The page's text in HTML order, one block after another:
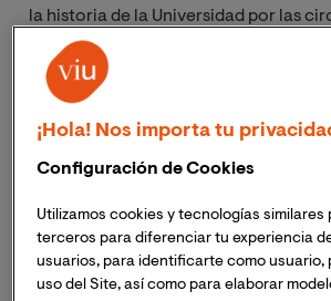
la historia de la Universidad por las
que han tenido que hacer frente los
estudiantes de VIU que se
La ceremonia comenzó con una
siguió la bienvenida de
evento, que destacó el esfuerzo,
de todos quienes se graduaban. En el
todas las medidas de seguridad que
COVID, se encontrabanEva María
¡Hola! Nos importa tu
Configuración de Cookies
Utilizamos cookies y tecnologías similares
terceros para diferenciar tu experiencia
usuarios, para identificarte como usuario,
uso del Site, así como para elaborar